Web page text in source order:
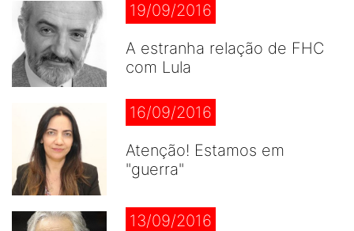
19/09/2016
A estranha relação de FHC
com Lula
16/09/2016
Atenção! Estamos em
"guerra"
13/09/2016